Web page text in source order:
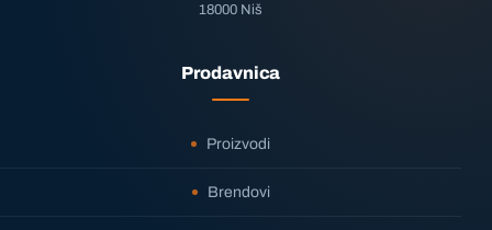
18000 Niš
Prodavnica
Proizvodi
Brendovi